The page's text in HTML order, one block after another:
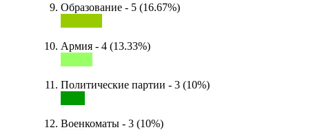
Образование - 5 (16.67%)
Армия - 4 (13.33%)
Политические партии - 3 (10%)
Военкоматы - 3 (10%)